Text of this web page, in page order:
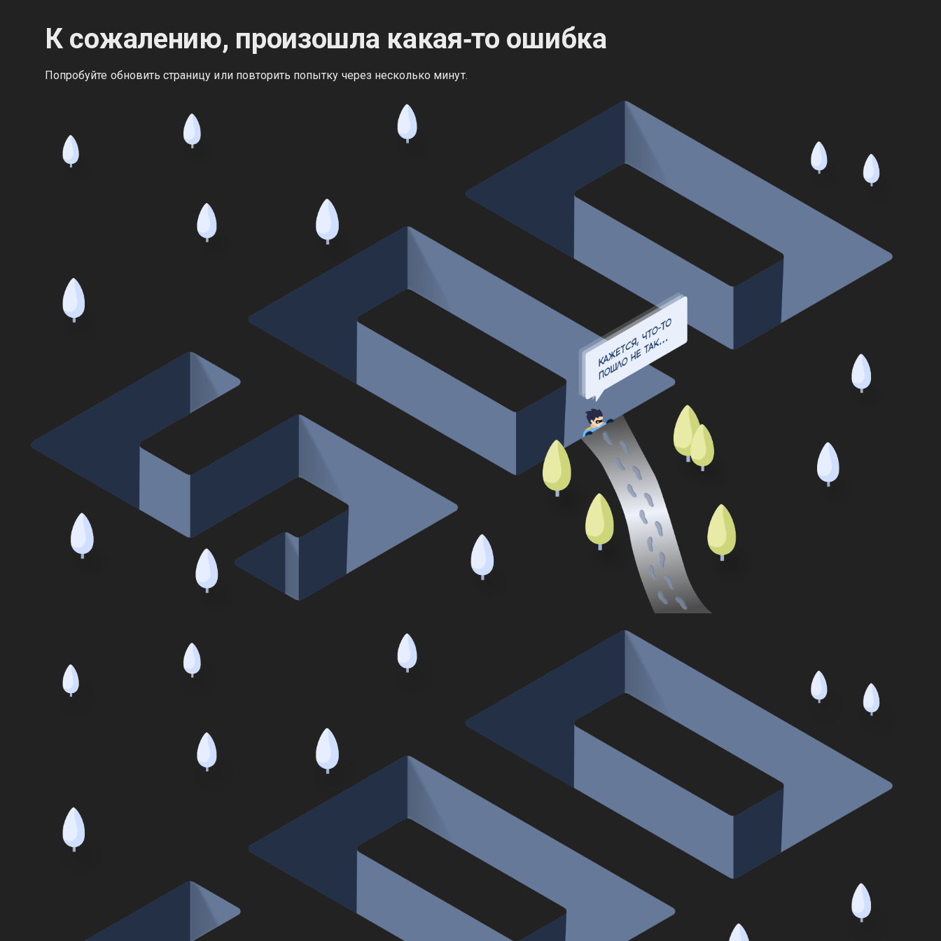
К сожалению, произошла какая‑то ошибка
Попробуйте обновить страницу или повторить попытку через несколько минут.